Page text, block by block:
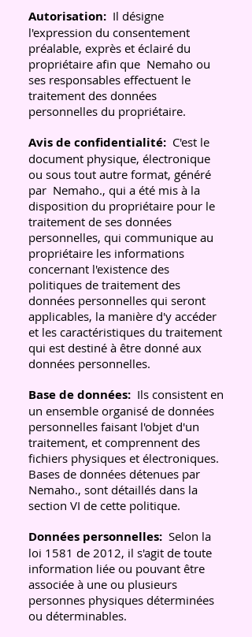
Autorisation: Il désigne
l'expression du consentement
préalable, exprès et éclairé du
propriétaire afin que Nemaho ou
ses responsables effectuent le
traitement des données
personnelles du propriétaire.
Avis de confidentialité: C'est le
document physique, électronique
ou sous tout autre format, généré
par Nemaho., qui a été mis à la
disposition du propriétaire pour le
traitement de ses données
personnelles, qui communique au
propriétaire les informations
concernant l'existence des
politiques de traitement des
données personnelles qui seront
applicables, la manière d'y accéder
et les caractéristiques du traitement
qui est destiné à être donné aux
données personnelles.
Base de données: Ils consistent en
un ensemble organisé de données
personnelles faisant l'objet d'un
traitement, et comprennent des
fichiers physiques et électroniques.
Bases de données détenues par
Nemaho., sont détaillés dans la
section VI de cette politique.
Données personnelles: Selon la
loi 1581 de 2012, il s'agit de toute
information liée ou pouvant être
associée à une ou plusieurs
personnes physiques déterminées
ou déterminables.